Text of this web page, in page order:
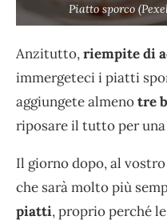
Piatto sporco
Anzitutto,riempite di
immergeteci i piatti
aggiungete almenotre
riposare il tutto per
Il giorno dopo, al
che sarà molto più
piatti, proprio perché